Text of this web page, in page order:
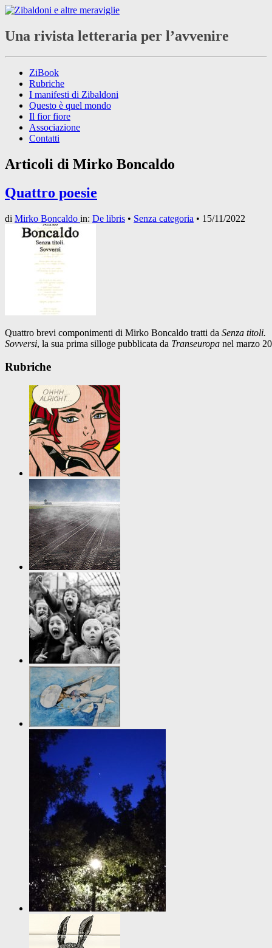
Una rivista letteraria per l’avvenire
ZiBook
Rubriche
I manifesti di Zibaldoni
Questo è quel mondo
Il fior fiore
Associazione
Contatti
Articoli di Mirko Boncaldo
Quattro poesie
di Mirko Boncaldo in: De libris • Senza categoria • 15/11/2022
Quattro brevi componimenti di Mirko Boncaldo tratti da Senza titoli.
Sovversi, la sua prima silloge pubblicata da Transeuropa nel marzo
Rubriche